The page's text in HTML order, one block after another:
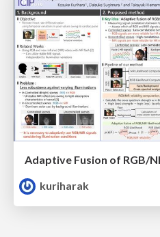
kuriharak